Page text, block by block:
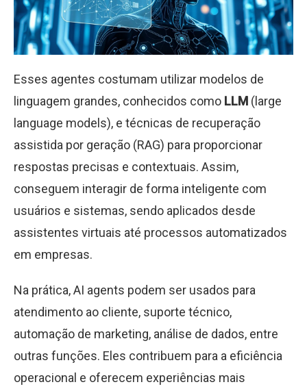
Esses agentes costumam utilizar modelos de
linguagem grandes, conhecidos como LLM (large
language models), e técnicas de recuperação
assistida por geração (RAG) para proporcionar
respostas precisas e contextuais. Assim,
conseguem interagir de forma inteligente com
usuários e sistemas, sendo aplicados desde
assistentes virtuais até processos automatizados
em empresas.
Na prática, AI agents podem ser usados para
atendimento ao cliente, suporte técnico,
automação de marketing, análise de dados, entre
outras funções. Eles contribuem para a eficiência
operacional e oferecem experiências mais